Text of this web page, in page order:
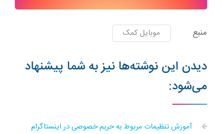
منبع موبایل کمک
دیدن این نوشته‌ها نیز به شما پیشنهاد
می‌شود:
آموزش تنظیمات مربوط به حریم خصوصی در اینستاگرام